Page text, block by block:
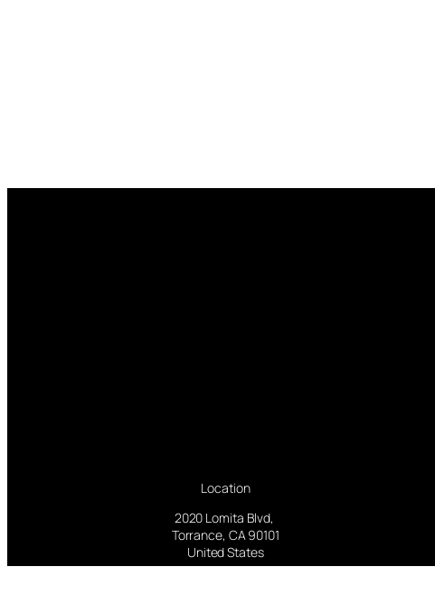
Location
2020 Lomita Blvd,
Torrance, CA 90101
United States